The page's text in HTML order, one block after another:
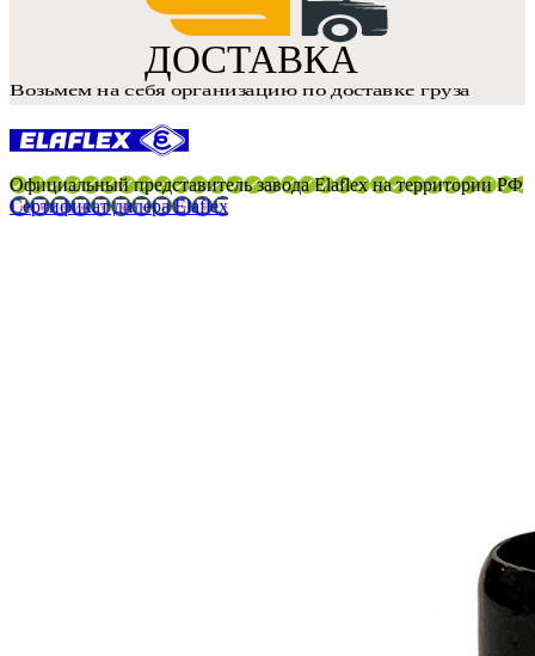
Официальный представитель завода Elaflex на территории РФ
Сертификат дилера Elaflex